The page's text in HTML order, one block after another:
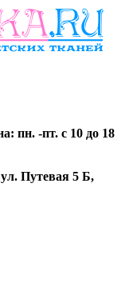
пн. -пт. с 10 до 18
Путевая 5 Б,